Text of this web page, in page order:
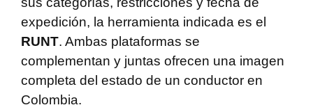
expedición, la herramienta indicada es el
RUNT. Ambas plataformas se
complementan y juntas ofrecen una imagen
completa del estado de un conductor en
Colombia.